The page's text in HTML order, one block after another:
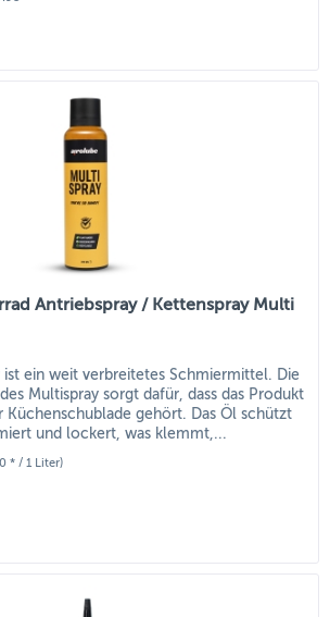
Antriebspray / Kettenspray Multi
ist ein weit verbreitetes Schmiermittel. Die
Multispray sorgt dafür, dass das Produkt
Küchenschublade gehört. Das Öl schützt
und lockert, was klemmt,...
* / 1 Liter)